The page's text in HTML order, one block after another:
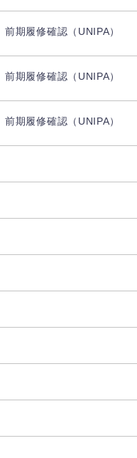
前期履修確認（UNIPA）
前期履修確認（UNIPA）
前期履修確認（UNIPA）